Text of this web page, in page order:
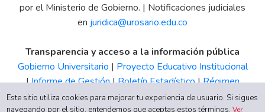
por el Ministerio de Gobierno. | Notificaciones judiciales
en juridica@urosario.edu.co
Transparencia y acceso a la información pública
Gobierno Universitario | Proyecto Educativo Institucional
|Informe de Gestión|Boletín Estadístico|Régimen
Tributario|Estados Financieros |Código de Ética| Canal
Este sitio utiliza cookies para mejorar tu experiencia de usuario. Si sigues
navegando por el sitio, entendemos que aceptas estos términos.Ver